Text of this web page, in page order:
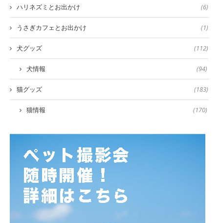
ハリネズミとお出かけ (6)
うさぎカフェとお出かけ (1)
犬グッズ (112)
犬情報 (94)
猫グッズ (183)
猫情報 (170)